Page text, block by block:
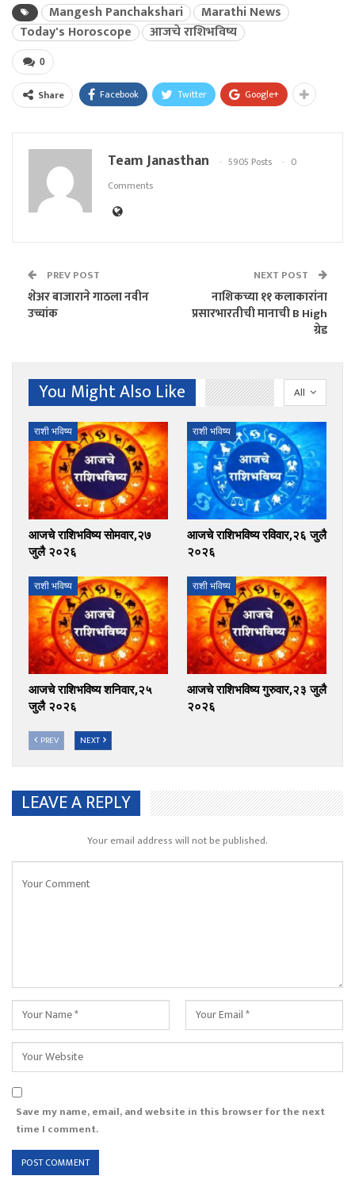
Mangesh Panchakshari
Marathi News
Today's Horoscope
आजचे राशिभविष्य
0
Share Facebook Twitter Google+
Team Janasthan 5905 Posts
0
Comments
PREV POST
शेअर बाजाराने गाठला नवीन
उच्चांक
NEXT POST
नाशिकच्या ११ कलाकारांना
प्रसारभारतीची मानाची B High
ग्रेड
All
You Might Also Like
राशी भविष्य
आजचे राशिभविष्य सोमवार,२७
जुलै २०२६
राशी भविष्य
आजचे राशिभविष्य रविवार,२६ जुलै
२०२६
राशी भविष्य
आजचे राशिभविष्य शनिवार,२५
जुलै २०२६
राशी भविष्य
आजचे राशिभविष्य गुरुवार,२३ जुलै
२०२६
PREV NEXT
LEAVE A REPLY
Your email address will not be published.
Save my name, email, and website in this browser for the next
time I comment.